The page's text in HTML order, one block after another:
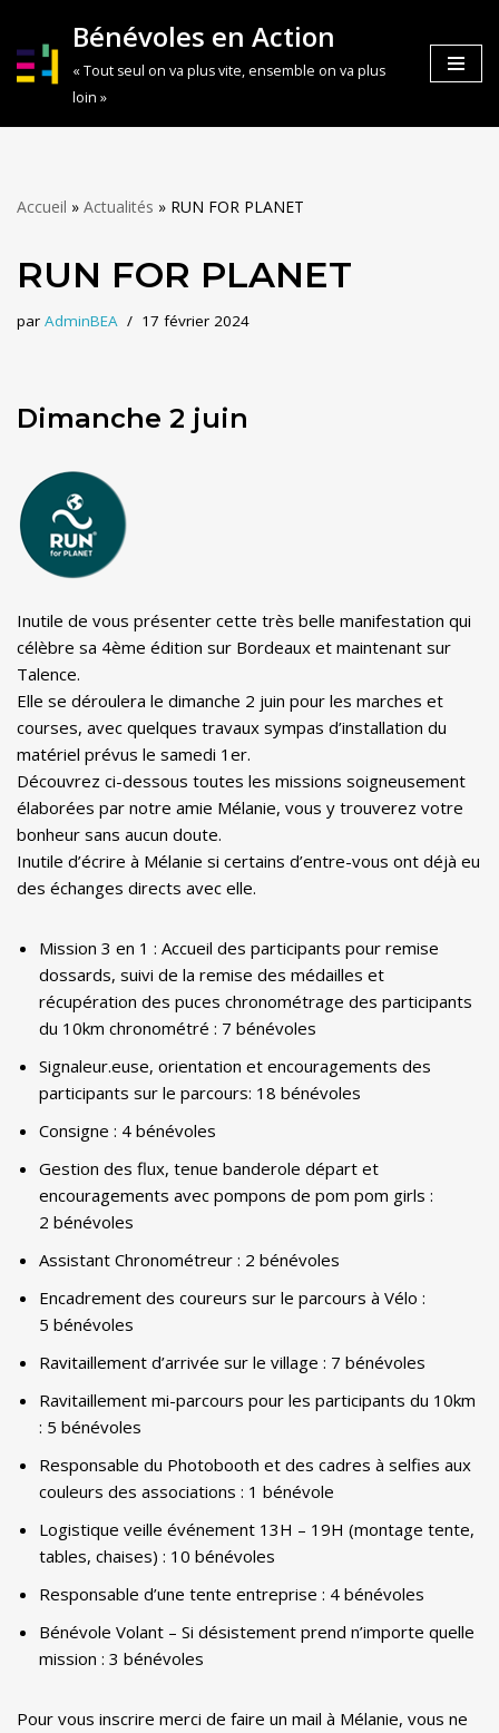
Aller
au
Bénévoles en Action
« Tout seul on va plus vite, ensemble on va plus
loin »
Accueil » Actualités » RUN FOR PLANET
RUN FOR PLANET
par AdminBEA 17 février 2024
Dimanche 2 juin
Inutile de vous présenter cette très belle manifestation qui
célèbre sa 4ème édition sur Bordeaux et maintenant sur
Talence.
Elle se déroulera le dimanche 2 juin pour les marches et
courses, avec quelques travaux sympas d’installation du
matériel prévus le samedi 1er.
Découvrez ci-dessous toutes les missions soigneusement
élaborées par notre amie Mélanie, vous y trouverez votre
bonheur sans aucun doute.
Inutile d’écrire à Mélanie si certains d’entre-vous ont déjà eu
des échanges directs avec elle.
Mission 3 en 1 : Accueil des participants pour remise
dossards, suivi de la remise des médailles et
récupération des puces chronométrage des participants
du 10km chronométré : 7 bénévoles
Signaleur.euse, orientation et encouragements des
participants sur le parcours: 18 bénévoles
Consigne : 4 bénévoles
Gestion des flux, tenue banderole départ et
encouragements avec pompons de pom pom girls :
2 bénévoles
Assistant Chronométreur : 2 bénévoles
Encadrement des coureurs sur le parcours à Vélo :
5 bénévoles
Ravitaillement d’arrivée sur le village : 7 bénévoles
Ravitaillement mi-parcours pour les participants du 10km
: 5 bénévoles
Responsable du Photobooth et des cadres à selfies aux
couleurs des associations : 1 bénévole
Logistique veille événement 13H – 19H (montage tente,
tables, chaises) : 10 bénévoles
Responsable d’une tente entreprise : 4 bénévoles
Bénévole Volant – Si désistement prend n’importe quelle
mission : 3 bénévoles
Pour vous inscrire merci de faire un mail à Mélanie, vous ne